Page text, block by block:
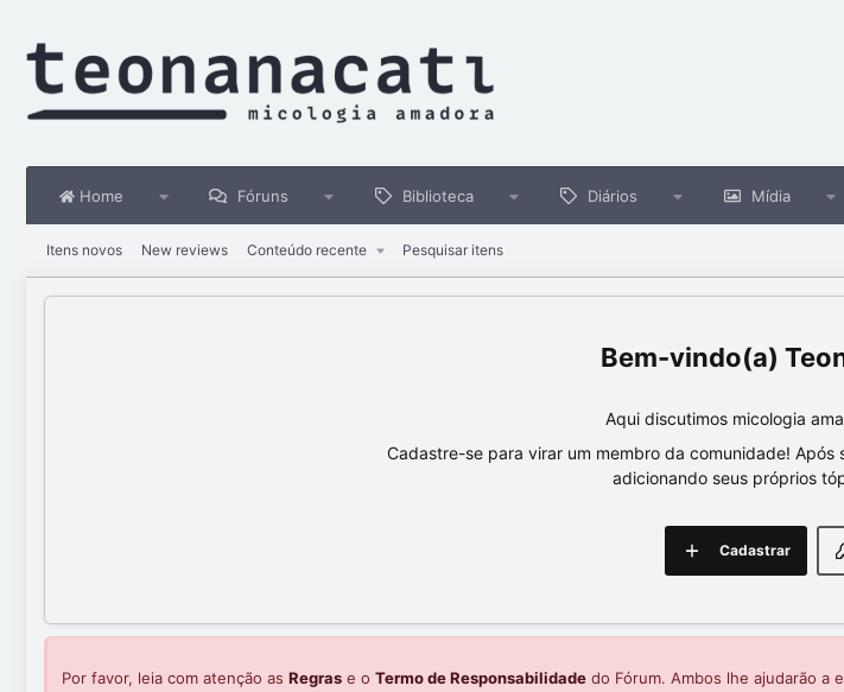
Home Fóruns Biblioteca Diários Mídia
Itens novos New reviews Conteúdo recente Pesquisar itens
Aqui discutimos micologia
Cadastre-se para virar um membro da comunidade!
adicionando seus próprios
Cadastrar
Por favor, leia com atenção as Regras e o Termo de Responsabilidade do Fórum. Ambos lhe ajudarão a